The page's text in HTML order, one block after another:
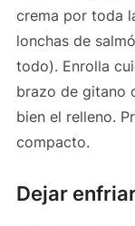
crema por toda
lonchas de
todo). Enrolla
brazo de gitano
bien el relleno.
compacto.
Dejar